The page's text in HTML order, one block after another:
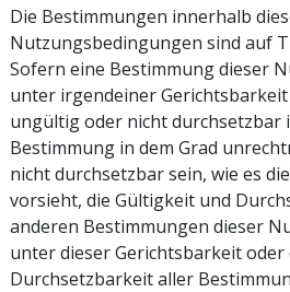
Die Bestimmungen innerhalb
Nutzungsbedingungen sind auf
Sofern eine Bestimmung dieser
unter irgendeiner
ungültig oder nicht durchsetzbar
Bestimmung in dem Grad
nicht durchsetzbar sein, wie es
vorsieht, die Gültigkeit und
anderen Bestimmungen dieser
unter dieser Gerichtsbarkeit
Durchsetzbarkeit aller